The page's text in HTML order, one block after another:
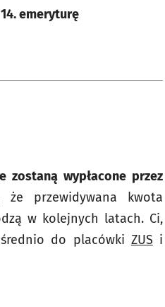
emeryturę
zostaną wypłacone przez
przewidywana kwota
w kolejnych latach. Ci,
do placówki ZUS i